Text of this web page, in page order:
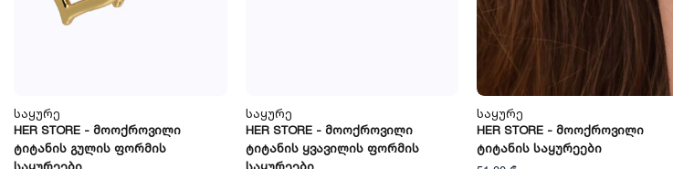
Საყურე
HER STORE - Მოოქროვილი
Ტიტანის Გულის Ფორმის
Საყურე
HER STORE - Მოოქროვილი
Ტიტანის Ყვავილის Ფორმის
Საყურე
HER STORE - Მოოქროვილი
Ტიტანის Საყურეები